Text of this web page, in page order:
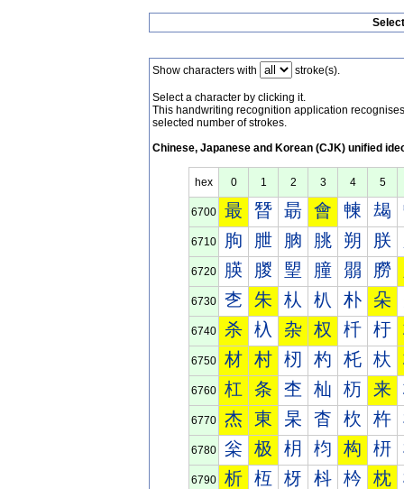
Show characters with stroke(s).
Select a character by clicking it.
This handwriting recognition application
selected number of strokes.
Chinese, Japanese and Korean (CJK) unified
hex 0 1 2 3 4 5
6700 最 朁 朂 會 朄 朅
6710 朐 朑 朒 朓 朔 朕
6720 朠 朡 朢 朣 朤 朥
6730 朰 朱 朲 朳 朴 朵
6740 杀 杁 杂 权 杄 杅
6750 材 村 杒 杓 杔 杕
6760 杠 条 杢 杣 杤 来
6770 杰 東 杲 杳 杴 杵
6780 枀 极 枂 枃 构 枅
6790 析 枑 枒 枓 枔 枕